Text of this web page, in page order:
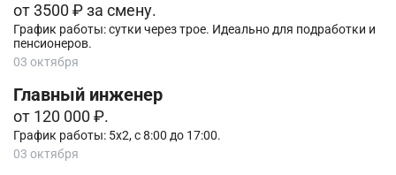
от 3500 ₽ за смену.
График работы: сутки через трое. Идеально для подработки и
пенсионеров.
03 октября
Главный инженер
от 120 000 ₽.
График работы: 5х2, с 8:00 до 17:00.
03 октября